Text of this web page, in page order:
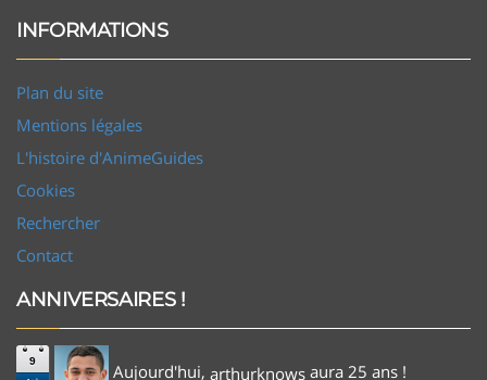
INFORMATIONS
Plan du site
Mentions légales
L'histoire d'AnimeGuides
Cookies
Rechercher
Contact
ANNIVERSAIRES !
9 Aujourd'hui, arthurknows aura 25 ans !